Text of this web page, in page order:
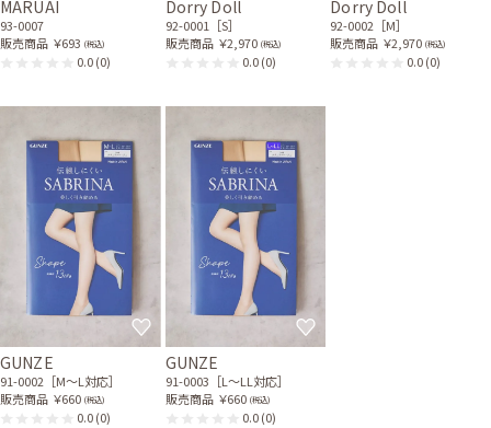
MARUAI
93-0007
販売商品 ￥693 (税込)
0.0(0)
Dorry Doll
92-0001［S］
販売商品 ￥2,970 (税込)
0.0(0)
Dorry Doll
92-0002［M］
販売商品 ￥2,970 (税込)
0.0(0)
GUNZE
91-0002［M〜L対応］
販売商品 ￥660 (税込)
0.0(0)
GUNZE
91-0003［L〜LL対応］
販売商品 ￥660 (税込)
0.0(0)